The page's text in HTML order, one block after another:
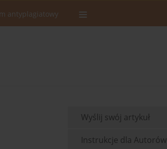
antyplagiatowy
Wyślij swój artykuł
Instrukcje dla Autorów